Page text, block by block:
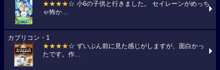
★★★★☆ 小6の子供と行きました。 セイレーンがめっち
ゃ怖か...
カプリコン・1
★★★★☆ ずいぶん前に見た感じがしますが、面白かっ
たです。作...